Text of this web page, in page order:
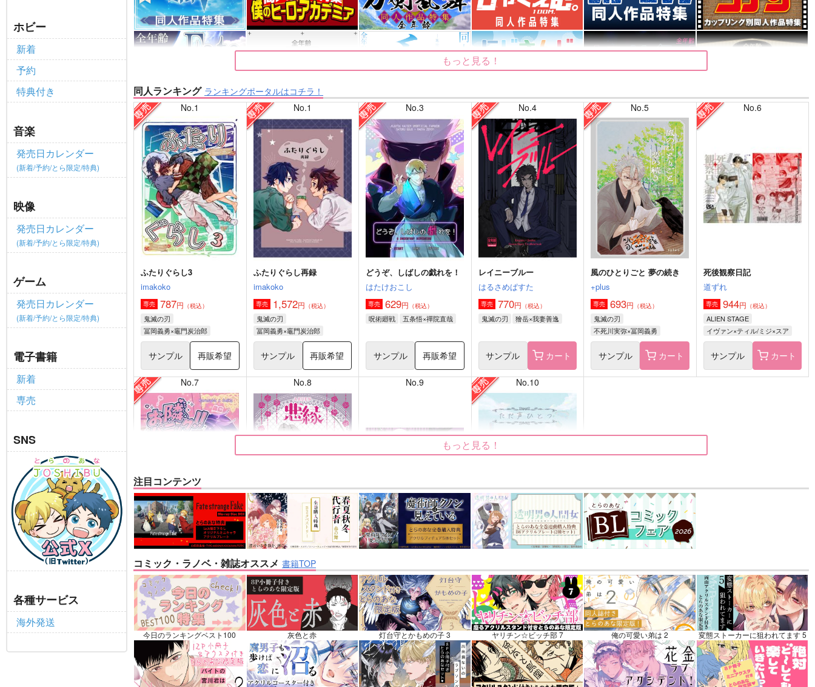
ホビー
新着
予約
特典付き
音楽
発売日カレンダー
(新着/予約/とら限定/特典)
映像
発売日カレンダー
(新着/予約/とら限定/特典)
ゲーム
発売日カレンダー
(新着/予約/とら限定/特典)
電子書籍
新着
専売
SNS
各種サービス
海外発送
もっと見る！
同人ランキング ランキングポータルはコチラ！
No.1
ふたりぐらし3
imakoko
専売 787円 （税込）
鬼滅の刃
冨岡義勇×竈門炭治郎
サンプル 再販希望
No.1
ふたりぐらし再録
imakoko
専売 1,572円 （税込）
鬼滅の刃
冨岡義勇×竈門炭治郎
サンプル 再販希望
No.3
どうぞ、しばしの戯れを！
はたけおこし
専売 629円 （税込）
呪術廻戦 五条悟×禪院直哉
サンプル 再販希望
No.4
レイニーブルー
はるさめぱすた
専売 770円 （税込）
鬼滅の刃 獪岳×我妻善逸
サンプル カート
No.5
風のひとりごと 夢の続き
+plus
専売 693円 （税込）
鬼滅の刃
不死川実弥×冨岡義勇
サンプル カート
No.6
死後観察日記
道ずれ
専売 944円 （税込）
ALIEN STAGE
イヴァン×ティル/ミジ×スア
サンプル カート
No.7
お隣パニック!!
キャロル
専売 1,100円（税込）
その他 カラスバ×セイカ
サンプル カート
No.8
悪縁
ぽむ屋
770円（税込）
Fate/Grand Order
マシュ・キリエライト
リリス
サンプル カート
No.9
nanka A kanji no title
2,200円（税込）
Fate/Grand Order
インドラ
近藤勇
サンプル カート
No.10
ただ声ひとつ
専売 1,430円（税込）
呪術廻戦 夏油傑×五条悟
サンプル カート
もっと見る！
注目コンテンツ
コミック・ラノベ・雑誌オススメ 書籍TOP
今日のランキングベスト100 灰色と赤 灯台守とかもめの子 3 ヤリチン☆ビッチ部 7 俺の可愛い弟は 2 変態ストーカーに狙われてます 5